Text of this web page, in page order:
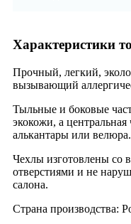
Характеристики
Прочный, легкий,
вызывающий
Тыльные и боковые
экокожи, а
алькантары или велюра.
Чехлы изготовлены со
отверстиями и не
салона.
Страна производства: